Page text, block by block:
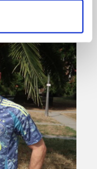
scanning it for
data is processed
section.
besteak beste,
iragarki eta eduki
eta edukia
biltzeko eta
eta zertarako
eta